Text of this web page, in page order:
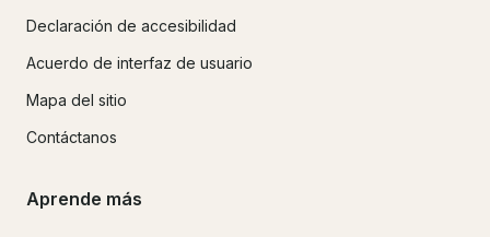
Declaración de accesibilidad
Acuerdo de interfaz de usuario
Mapa del sitio
Contáctanos
Aprende más